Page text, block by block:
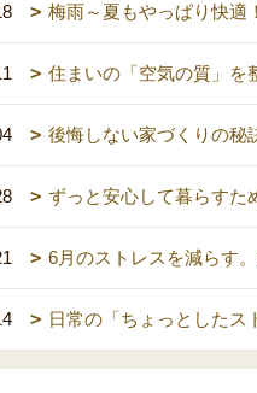
梅雨～夏もやっぱり快適
住まいの「空気の質」を
後悔しない家づくりの秘
ずっと安心して暮らすた
6月のストレスを減らす
日常の「ちょっとしたス